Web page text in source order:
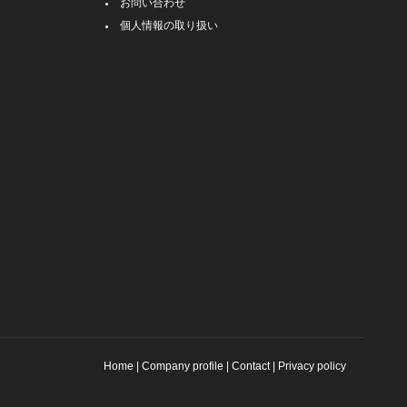
お問い合わせ
個人情報の取り扱い
Home Company profile Contact Privacy policy